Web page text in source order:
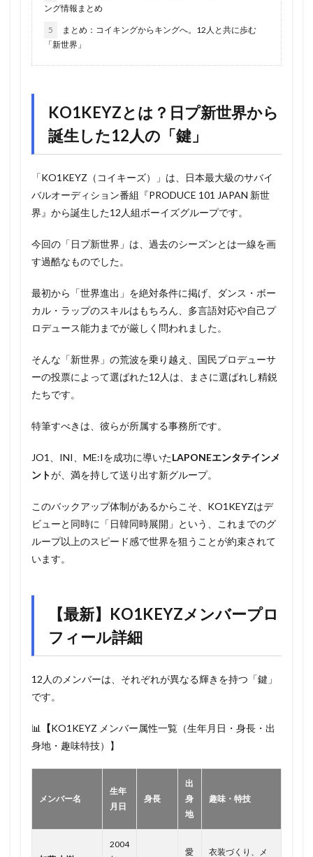
ング情報まとめ
5
まとめ：コイキングからキングへ。12人と共に歩む
「新世界」
KO1KEYZとは？日プ新世界から
誕生した12人の「鍵」
「KO1KEYZ（コイキーズ）」は、日本最大級のサバイ
バルオーディション番組『PRODUCE 101 JAPAN 新世
界』から誕生した12人組ボーイズグループです。
今回の「日プ新世界」は、過去のシーズンとは一線を画
す過酷なものでした。
最初から「世界進出」を絶対条件に掲げ、ダンス・ボー
カル・ラップのスキルはもちろん、多言語対応や自己プ
ロデュース能力までが厳しく問われました。
そんな「新世界」の荒波を乗り越え、国民プロデューサ
ーの投票によって選ばれた12人は、まさに選ばれし精鋭
たちです。
特筆すべきは、彼らが所属する事務所です。
JO1、INI、ME:Iを成功に導いたLAPONEエンタテインメ
ントが、満を持して送り出す新グループ。
このバックアップ体制があるからこそ、KO1KEYZはデ
ビューと同時に「日韓同時展開」という、これまでのグ
ループ以上のスピード感で世界を狙うことが約束されて
います。
【最新】KO1KEYZメンバープロ
フィール詳細
12人のメンバーは、それぞれが異なる輝きを持つ「鍵」
です。
📊 【KO1KEYZ メンバー属性一覧（生年月日・身長・出
身地・趣味特技）】
メンバー名
生年
月日
身長
出
身
地
趣味・特技
2004
愛 衣装づくり、メ